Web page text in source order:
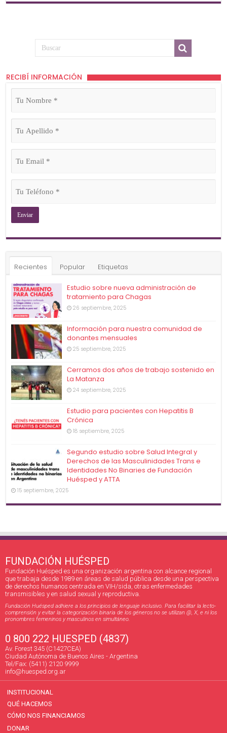
RECIBÍ INFORMACIÓN
Tu
Nombre
Tu
Apellido
Tu
Email
Tu
Teléfono
Recientes Popular Etiquetas
Estudio sobre nueva administración de
tratamiento para Chagas
26 septiembre, 2025
Información para nuestra comunidad de
donantes mensuales
25 septiembre, 2025
Cerramos dos años de trabajo sostenido en
La Matanza
24 septiembre, 2025
Estudio para pacientes con Hepatitis B
Crónica
18 septiembre, 2025
Segundo estudio sobre Salud Integral y
Derechos de las Masculinidades Trans e
Identidades No Binaries de Fundación
Huésped y ATTA
15 septiembre, 2025
FUNDACIÓN HUÉSPED
Fundación Huésped es una organización argentina con alcance regional
que trabaja desde 1989 en áreas de salud pública desde una perspectiva
de derechos humanos centrada en VIH/sida, otras enfermedades
transmisibles y en salud sexual y reproductiva.
Fundación Huésped adhiere a los principios de lenguaje inclusivo. Para facilitar la lecto-
comprensión y evitar la categorización binaria de los géneros no se utilizan @, X, e ni los
pronombres femeninos y masculinos en simultáneo.
0 800 222 HUESPED (4837)
Av. Forest 345 (C1427CEA)
Ciudad Autónoma de Buenos Aires - Argentina
Tel/Fax: (5411) 2120 9999
info@huesped.org.ar
INSTITUCIONAL
QUÉ HACEMOS
CÓMO NOS FINANCIAMOS
DONAR